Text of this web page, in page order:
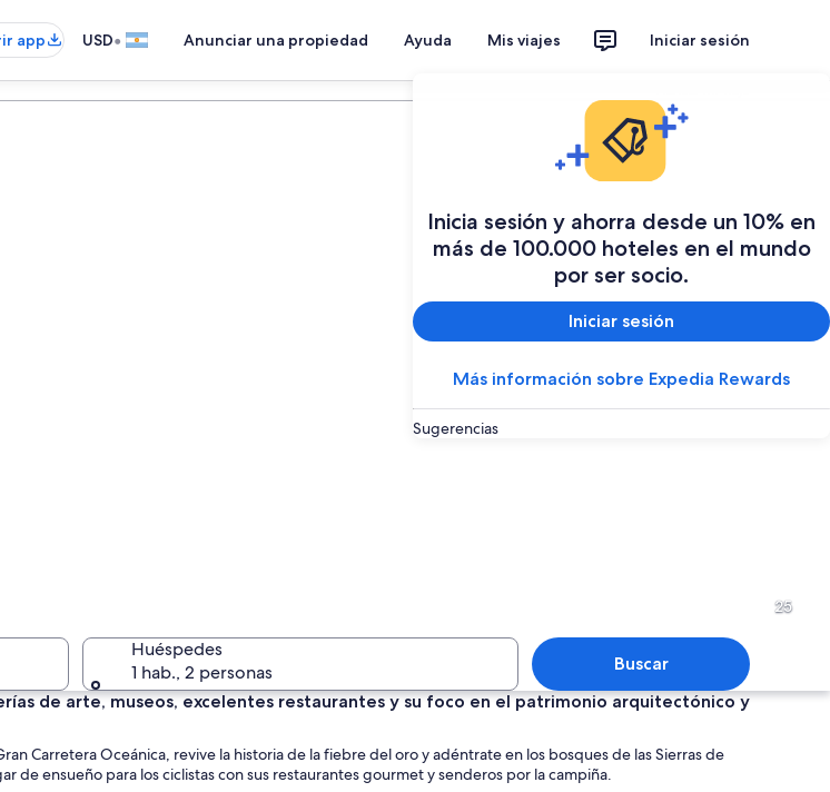
app USD• Anunciar una propiedad Ayuda Mis viajes Iniciar sesión
Inicia sesión y ahorra desde un 10% en
más de 100.000 hoteles en el mundo
por ser socio.
Iniciar sesión
Más información sobre Expedia Rewards
Sugerencias
Una playa arenosa con gente caminando y jugando, rodeada de colinas verdes y
Paisaje rural con campos,
25
Huéspedes
1 hab., 2 personas
Buscar
de arte, museos, excelentes restaurantes y su foco en el patrimonio arquitectónico y
Carretera Oceánica, revive la historia de la fiebre del oro y adéntrate en los bosques de las Sierras de
de ensueño para los ciclistas con sus restaurantes gourmet y senderos por la campiña.